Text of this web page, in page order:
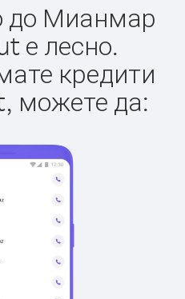
до Мианмар
е лесно.
кредити
можете да: